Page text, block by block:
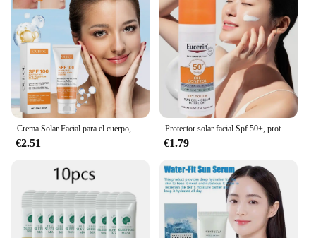
Crema Solar Facial para el cuerpo, protector solar con FPS 100 +, hidratante, antienvejecimiento, control de aceite y polvo, Reduce la melanina, cuidado de la piel, 50g
€2.51
Protector solar facial Spf 50+, protector solar refrescante con control de aceite, isola eficazmente los rayos ultravioleta, protege el bloqueador solar, cara y cuerpo
€1.79